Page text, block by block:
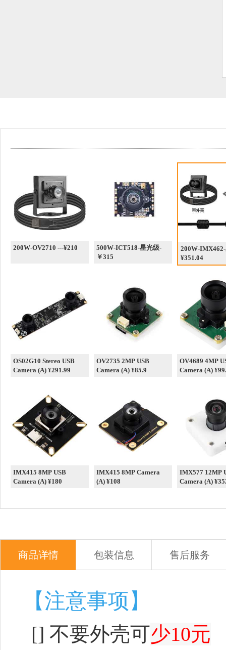
200W-OV2710 ---¥210
500W-ICT518-星光级-
￥315
200W-
¥351.04
OS02G10 Stereo USB
Camera (A) ¥291.99
OV2735 2MP USB
Camera (A) ¥85.9
OV4689 4MP
Camera (A)
IMX415 8MP USB
Camera (A) ¥180
IMX415 8MP Camera
(A) ¥108
IMX577 12MP
Camera (A)
商品详情 包装信息 售后服务
【注意事项】
[] 不要外壳可少10元